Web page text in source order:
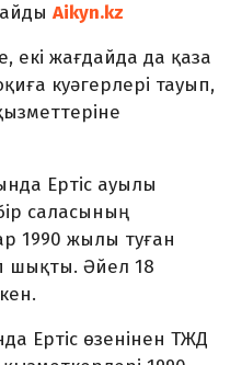
Aikyn.kz
екі жағдайда да қаза
куәгерлері тауып,
Ертіс ауылы
саласының
1990 жылы туған
шықты. Әйел 18
Ертіс өзенінен ТЖД